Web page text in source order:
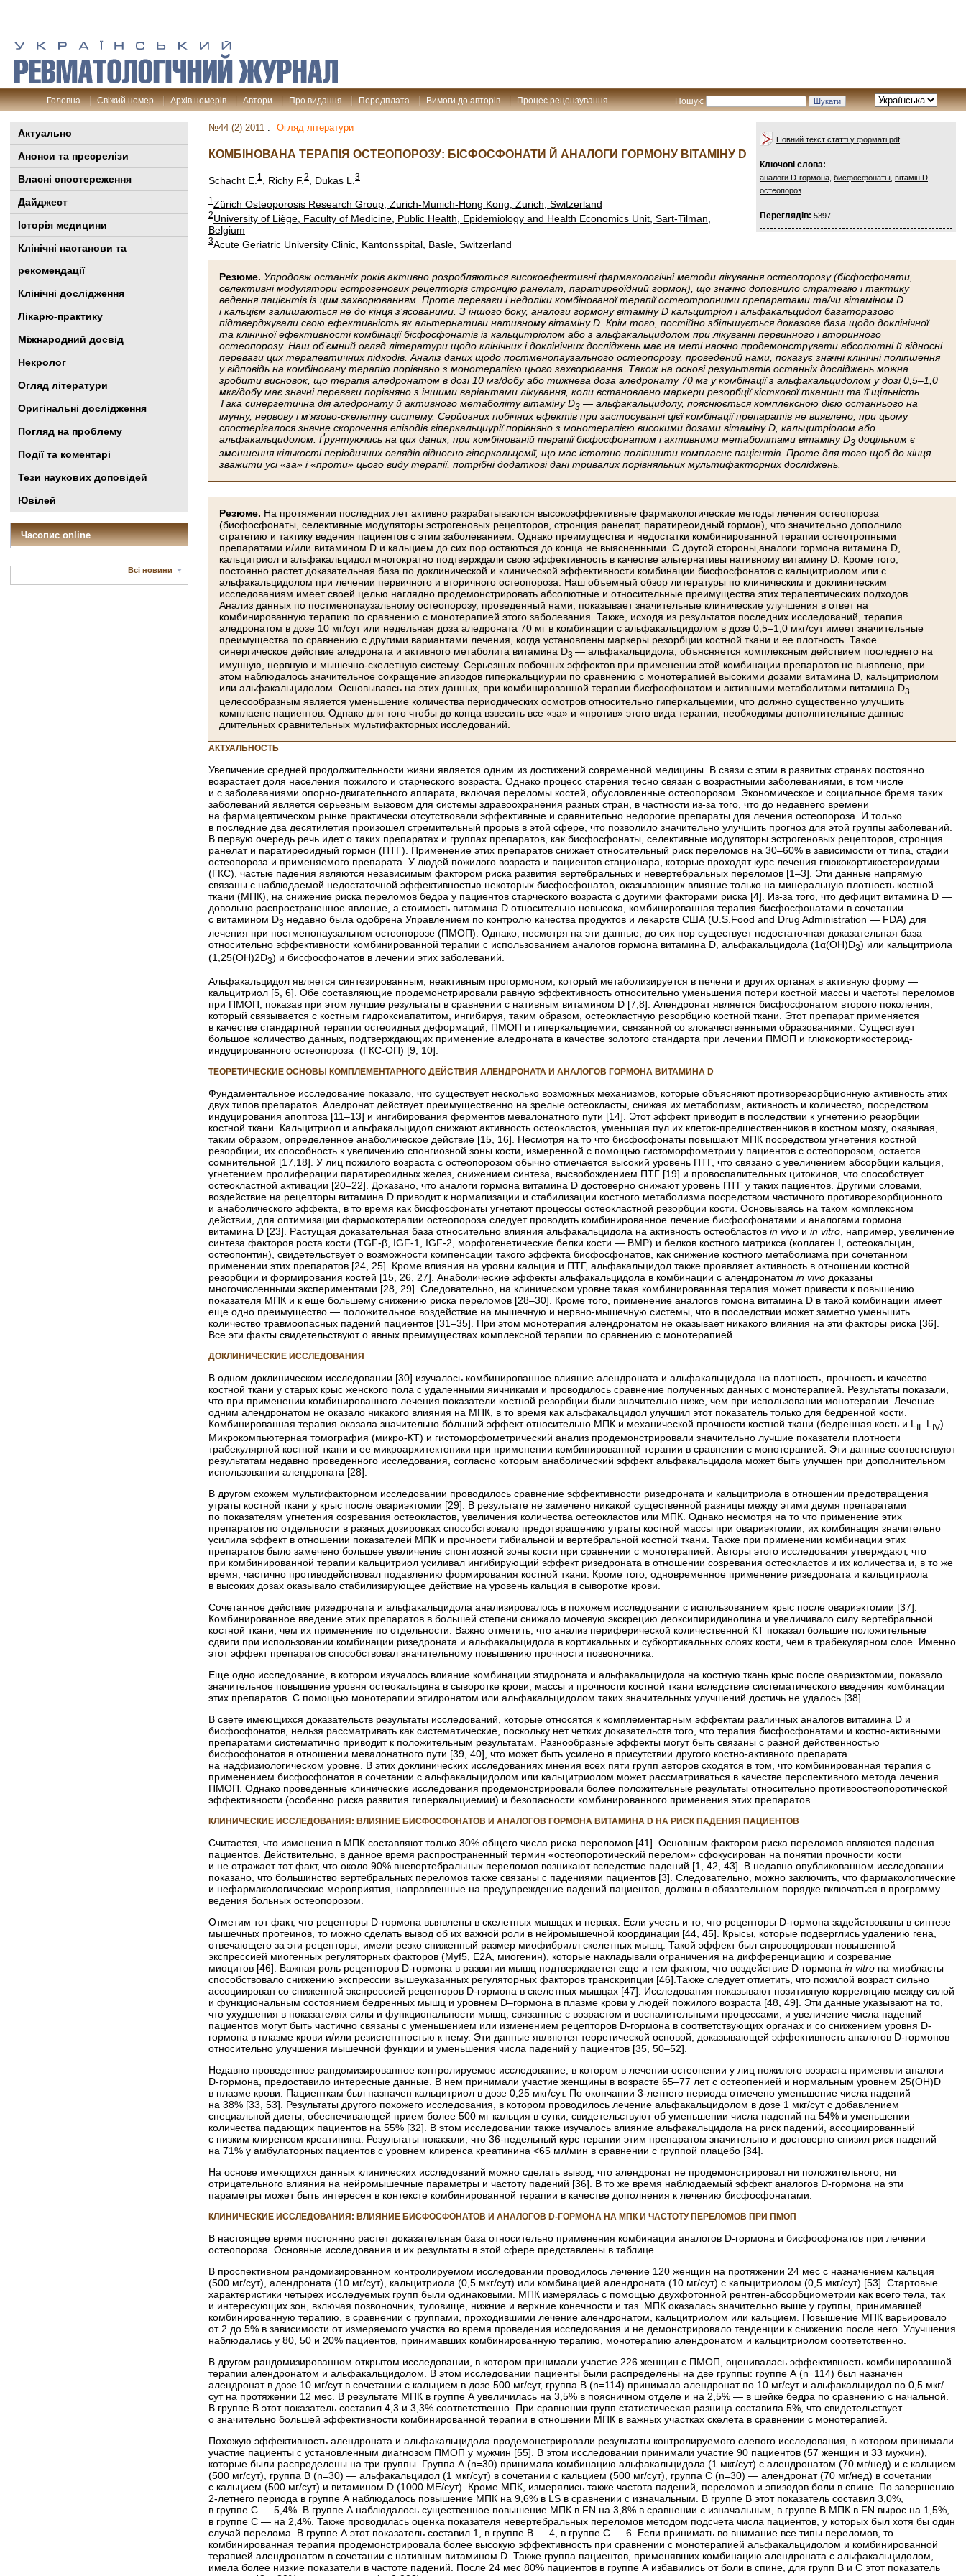
Пошук:
Головна Свіжий номер Архів номерів Автори Про видання Передплата Вимоги до авторів Процес рецензування
Актуально
Анонси та пресрелізи
Власні спостереження
Дайджест
Історія медицини
Клінiчні настанови та
рекомендації
Клінічні дослідження
Лікарю-практику
Міжнародний досвід
Некролог
Огляд літератури
Оригінальні дослідження
Погляд на проблему
Події та коментарі
Тези наукових доповідей
Ювілей
Часопис online
Всі новини
Повний текст статті у форматі pdf
Ключові слова:
аналоги D-гормона бисфосфонаты вітамін D
остеопороз
Переглядів: 5397
№44 (2) 2011 : Огляд літератури
КОМБІНОВАНА ТЕРАПІЯ ОСТЕОПОРОЗУ: БІСФОСФОНАТИ Й АНАЛОГИ ГОРМОНУ ВІТАМІНУ D
Schacht E. 1 Richy F. 2 Dukas L. 3
1Zürich Osteoporosis Research Group, Zurich-Munich-Hong Kong, Zurich, Switzerland
2University of Liège, Faculty of Medicine, Public Health, Epidemiology and Health Economics Unit, Sart-Tilman,
Belgium
3Acute Geriatric University Clinic, Kantonsspital, Basle, Switzerland
Резюме. Упродовж останніх років активно розробляються високоефективні фармакологічні методи лікування остеопорозу (бісфосфонати,
селективні модулятори естрогенових рецепторів стронцію ранелат, паратиреоїдний гормон), що значно доповнило стратегію і тактику
ведення пацієнтів із цим захворюванням. Проте переваги і недоліки комбінованої терапії остеотропними препаратами та/чи вітаміном D
і кальцієм залишаються не до кінця з’ясованими. З іншого боку, аналоги гормону вітаміну D кальцитріол і альфакальцидол багаторазово
підтверджували свою ефективність як альтернативи нативному вітаміну D. Крім того, постійно збільшується доказова база щодо доклінічної
та клінічної ефективності комбінації бісфосфонатів із кальцитріолом або з альфакальцидолом при лікуванні первинного і вторинного
остеопорозу. Наш об’ємний огляд літератури щодо клінічних і доклінічних досліджень має на меті наочно продемонструвати абсолютні й відносні
переваги цих терапевтичних підходів. Аналіз даних щодо постменопаузального остеопорозу, проведений нами, показує значні клінічні поліпшення
у відповідь на комбіновану терапію порівняно з монотерапією цього захворювання. Також на основі результатів останніх досліджень можна
зробити висновок, що терапія аледронатом в дозі 10 мг/добу або тижнева доза аледронату 70 мг у комбінації з альфакальцидолом у дозі 0,5–1,0
мкг/добу має значні переваги порівняно з іншими варіантами лікування, коли встановлено маркери резорбції кісткової тканини та її щільність.
Така синергетична дія аледронату й активного метаболіту вітаміну D3 — альфакальцидолу, пояснюється комплексною дією останнього на
імунну, нервову і м’язово-скелетну систему. Серйозних побічних ефектів при застосуванні цієї комбінації препаратів не виявлено, при цьому
спостерігалося значне скорочення епізодів гіперкальциурії порівняно з монотерапією високими дозами вітаміну D, кальцитріолом або
альфакальцидолом. Ґрунтуючись на цих даних, при комбінованій терапії бісфосфонатом і активними метаболітами вітаміну D3 доцільним є
зменшення кількості періодичних оглядів відносно гіперкальцемії, що має істотно поліпшити комплаєнс пацієнтів. Проте для того щоб до кінця
зважити усі «за» і «проти» цього виду терапії, потрібні додаткові дані тривалих порівняльних мультифакторних досліджень.
Резюме. На протяжении последних лет активно разрабатываются высокоэффективные фармакологические методы лечения остеопороза
(бисфосфонаты, селективные модуляторы эстрогеновых рецепторов, стронция ранелат, паратиреоидный гормон), что значительно дополнило
стратегию и тактику ведения пациентов с этим заболеванием. Однако преимущества и недостатки комбинированной терапии остео­тропными
препаратами и/или витамином D и кальцием до сих пор остаються до конца не выясненными. С другой стороны,аналоги гормона витамина D,
кальцитриол и альфакальцидол многократно подтверждали свою эффективность в качестве альтернативы нативному витамину D. Кроме того,
постоянно растет доказательная база по доклинической и клинической эффективности комбинации бисфосфонатов с кальцитриолом или с
альфакальцидолом при лечении первичного и вторичного остеопороза. Наш объемный обзор литературы по клиническим и доклиническим
исследованиям имеет своей целью наглядно продемонстрировать абсолютные и относительные преимущества этих терапевтических подходов.
Анализ данных по постменопаузальному остеопорозу, проведенный нами, показывает значительные клинические улучшения в ответ на
комбинированную терапию по сравнению с монотерапией этого заболевания. Также, исходя из результатов последних исследований, терапия
аледронатом в дозе 10 мг/сут или недельная доза аледроната 70 мг в комбинации с альфакальцидолом в дозе 0,5–1,0 мкг/сут имеет значительные
преимущества по сравнению с другими вариантами лечения, когда установлены маркеры резорбции костной ткани и ее плотность. Такое
синергическое действие аледроната и активного метаболита витамина D3 — альфакальцидола, объясняется комплексным действием последнего на
имунную, нервную и мышечно-скелетную систему. Серьезных побочных эффектов при применении этой комбинации препаратов не выявлено, при
этом наблюдалось значительное сокращение эпизодов гиперкальциурии по сравнению с монотерапией высокими дозами витамина D, кальцитриолом
или альфакальцидолом. Основываясь на этих данных, при комбинированной терапии бисфосфонатом и активными метаболитами витамина D3
целесообразным является уменьшение количества периодических осмотров относительно гиперкальцемии, что должно существенно улучшить
комплаенс пациентов. Однако для того чтобы до конца взвесить все «за» и «против» этого вида терапии, необходимы дополнительные данные
длительных сравнительных мультифакторных исследований.
АКТУАЛЬНОСТЬ
Увеличение средней продолжительности жизни является одним из достижений современной медицины. В связи с этим в развитых странах постоянно
возрастает доля населения пожилого и старческого возраста. Однако процесс старения тесно связан с возрастными заболеваниями, в том числе
и с заболеваниями опорно-двигательного аппарата, включая переломы костей, обусловленные остео­порозом. Экономическое и социальное бремя таких
заболеваний является серьезным вызовом для системы здравоохранения разных стран, в частности из-за того, что до недавнего времени
на фармацевтическом рынке практически отсутствовали эффективные и сравнительно недорогие препараты для лечения остеопороза. И только
в последние два десятилетия произошел стремительный прорыв в этой сфере, что позволило значительно улучшить прогноз для этой группы заболеваний.
В первую очередь речь идет о таких препаратах и группах препаратов, как бисфосфонаты, селективные модуляторы эстрогеновых рецепторов, стронция
ранелат и паратиреоидный гормон (ПТГ). Применение этих препаратов снижает относительный риск переломов на 30–60% в зависимости от типа, стадии
остеопороза и применяемого препарата. У людей пожилого возраста и пациентов стационара, которые проходят курс лечения глюкокортикостероидами
(ГКС), частые падения являются независимым фактором риска развития вертебральных и невертебральных переломов [1–3]. Эти данные напрямую
связаны с наблюдаемой недостаточной эффективностью некоторых бисфосфонатов, оказывающих влияние только на минеральную плотность костной
ткани (МПК), на снижение риска переломов бедра у пациентов старческого возраста с другими факторами риска [4]. Из-за того, что дефицит витамина D —
довольно распространенное явление, а стоимость витамина D относительно невысока, комбинированная терапия бисфосфонатами в сочетании
с витамином D3 недавно была одобрена Управлением по контролю качества продуктов и лекарств США (U.S.Food and Drug Administration — FDA) для
лечения при постменопаузальном остеопорозе (ПМОП). Однако, несмотря на эти данные, до сих пор существует недостаточная доказательная база
относительно эффективности комбинированной терапии с использованием аналогов гормона витамина D, альфакальцидола (1α(OH)D3) или кальцитриола
(1,25(OH)2D3) и бисфосфонатов в лечении этих заболеваний.
Альфакальцидол является синтезированным, неактивным прогормоном, который метаболизируется в печени и других органах в активную форму —
кальцитриол [5, 6]. Обе составляющие продемонстрировали равную эффективность относительно уменьшения потери костной массы и частоты переломов
при ПМОП, показав при этом лучшие результаты в сравнении с нативным витамином D [7,8]. Алендронат является бисфосфонатом второго поколения,
который связывается с костным гидрокси­апатитом, ингибируя, таким образом, остеокластную резорбцию костной ткани. Этот препарат применяется
в качестве стандартной терапии остео­идных деформаций, ПМОП и гиперкальциемии, связанной со злокачественными образованиями. Существует
большое количество данных, подтверждающих применение аледроната в качестве золотого стандарта при лечении ПМОП и глюкокортикостероид-
индуцированного остеопороза (ГКС-ОП) [9, 10].
ТЕОРЕТИЧЕСКИЕ ОСНОВЫ КОМПЛЕМЕНТАРНОГО ДЕЙСТВИЯ АЛЕНДРОНАТА И АНАЛОГОВ ГОРМОНА ВИТАМИНА D
Фундаментальное исследование показало, что существует несколько возможных механизмов, которые объясняют противорезорбционную активность этих
двух типов препаратов. Аледронат действует преимущественно на зрелые остеокласты, снижая их метаболизм, активность и количество, посредством
индуцирования апоптоза [11–13] и ингибирования ферментов мевалонатного пути [14]. Этот эффект приводит в последствии к угнетению резорбции
костной ткани. Кальцитриол и альфакальцидол снижают активность остеокластов, уменьшая пул их клеток-предшественников в костном мозгу, оказывая,
таким образом, определенное анаболическое действие [15, 16]. Несмотря на то что бисфосфонаты повышают МПК посредством угнетения костной
резорбции, их способность к увеличению спонгиозной зоны кости, измеренной с помощью гистоморфометрии у пациентов с остеопорозом, остается
сомнительной [17,18]. У лиц пожилого возраста с остео­порозом обычно отмечается высокий уровень ПТГ, что связано с увеличением абсорбции кальция,
угнетением пролиферации паратиреоидных желез, снижением синтеза, высвобождением ПТГ [19] и провоспалительных цитокинов, что способствует
остеокластной активации [20–22]. Доказано, что аналоги гормона витамина D достоверно снижают уровень ПТГ у таких пациентов. Другими словами,
воздействие на рецепторы витамина D приводит к нормализации и стабилизации костного метаболизма посредством частичного противорезорбционного
и анаболического эффекта, в то время как бисфосфонаты угнетают процессы остеокластной резорбции кости. Основываясь на таком комплексном
действии, для оптимизации фармокотерапии остеопороза следует проводить комбинированное лечение бисфосфонатами и аналогами гормона
витамина D [23]. Растущая доказательная база относительно влияния альфакальцидола на активность остеобластов in vivo и in vitro, например, увеличение
синтеза факторов роста кости (TGF-β, IGF-1, IGF-2, морфогенетические белки кости — BMP) и белков костного матрикса (коллаген I, остеокальцин,
остеопонтин), свидетельствует о возможности компенсации такого эффекта бисфосфонатов, как снижение костного метаболизма при сочетанном
применении этих препаратов [24, 25]. Кроме влияния на уровни кальция и ПТГ, альфакальцидол также проявляет активность в отношении костной
резорбции и формирования костей [15, 26, 27]. Анаболические эффекты альфакальцидола в комбинации с алендронатом in vivo доказаны
многочисленными экспериментами [28, 29]. Следовательно, на клиническом уровне такая комбинированная терапия может привести к повышению
показателя МПК и к еще большему снижению риска переломов [28–30]. Кроме того, применение аналогов гомона витамина D в такой комбинации имеет
еще одно преимущество — положительное воздействие на мышечную и нервно-­мышечную системы, что в последствии может заметно уменьшить
количество травмоопасных падений пациентов [31–35]. При этом монотерапия алендронатом не оказывает никакого влияния на эти факторы риска [36].
Все эти факты свидетельствуют о явных преимуществах комплексной терапии по сравнению с монотерапией.
ДОКЛИНИЧЕСКИЕ ИССЛЕДОВАНИЯ
В одном доклиническом исследовании [30] изучалось комбинированное влияние алендроната и альфакальцидола на плотность, прочность и качество
костной ткани у старых крыс женского пола с удаленными яичниками и проводилось сравнение полученных данных с монотерапией. Результаты показали,
что при применении комбинированного лечения показатели костной резорбции были значительно ниже, чем при использовании монотерапии. Лечение
одним алендронатом не оказало никакого влияния на МПК, в то время как альфакальцидол улучшил этот показатель только для бедренной кости.
Комбинированная терапия оказала значительно бόльший эффект относительно МПК и механической прочности костной ткани (бедренная кость и LII–LIV).
Микрокомпьютерная томография (микро-КТ) и гистоморфометрический анализ продемонстрировали значительно лучшие показатели плотности
трабекулярной костной ткани и ее микроархитектоники при применении комбинированной терапии в сравнении с монотерапией. Эти данные соответствуют
результатам недавно проведенного исследования, согласно которым анаболический эффект альфакальцидола может быть улучшен при дополнительном
использовании алендроната [28].
В другом схожем мультифакторном исследовании проводилось сравнение эффективности ризедроната и кальцитриола в отношении предотвращения
утраты костной ткани у крыс после овариэктомии [29]. В результате не замечено никакой существенной разницы между этими двумя препаратами
по показателям угнетения созревания остеокластов, увеличения количества остеокластов или МПК. Однако несмотря на то что применение этих
препаратов по отдельности в разных дозировках способствовало предотвращению утраты костной массы при овариэктомии, их комбинация значительно
усилила эффект в отношении показателей МПК и прочности тибиальной и вертебральной костной ткани. Также при применении комбинации этих
препаратов было замечено большее увеличение спонгиозной зоны кости при сравнении с монотерапией. Авторы этого исследования утверждают, что
при комбинированной терапии кальцитриол усиливал ингибирующий эффект ризедроната в отношении созревания остеокластов и их количества и, в то же
время, частично противодействовал подавлению формирования костной ткани. Кроме того, одновременное применение ризедроната и кальцитриола
в высоких дозах оказывало стабилизирующее действие на уровень кальция в сыворотке крови.
Сочетанное действие ризедроната и альфакальцидола анализировалось в похожем исследовании с использованием крыс после овариэктомии [37].
Комбинированное введение этих препаратов в большей степени снижало мочевую экскрецию деоксипиридинолина и увеличивало силу вертебральной
костной ткани, чем их применение по отдельности. Важно отметить, что анализ периферической количественной КТ показал большие положительные
сдвиги при использовании комбинации ризедроната и альфакальцидола в кортикальных и субкортикальных слоях кости, чем в трабекулярном слое. Именно
этот эффект препаратов способствовал значительному повышению прочности позвоночника.
Еще одно исследование, в котором изучалось влияние комбинации этидроната и альфакальцидола на костную ткань крыс после овариэктомии, показало
значительное повышение уровня остеокальцина в сыворотке крови, массы и прочности костной ткани вследствие систематического введения комбинации
этих препаратов. С помощью монотерапии этидронатом или альфакальцидолом таких значительных улучшений достичь не удалось [38].
В свете имеющихся доказательств результаты исследований, которые относятся к комплементарным эффектам различных аналогов витамина D и
бисфосфонатов, нельзя рассматривать как систематические, поскольку нет четких доказательств того, что терапия бисфосфонатами и костно-­активными
препаратами систематично приводит к положительным результатам. Разнообразные эффекты могут быть связаны с разной действенностью
бисфосфонатов в отношении мевалонатного пути [39, 40], что может быть усилено в присутствии другого костно-активного препарата
на надфизиологическом уровне. В этих доклинических исследованиях мнения всех пяти групп авторов сходятся в том, что комбинированная терапия с
применением бисфосфонатов в сочетании с альфакальцидолом или кальцитриолом может рассматриваться в качестве перспективного метода лечения
ПМОП. Однако проведенные клинические исследования продемонстрировали более положительные результаты относительно противоостеопоротической
эффективности (особенно риска развития гиперкальциемии) и безопасности комбинированного применения этих препаратов.
КЛИНИЧЕСКИЕ ИССЛЕДОВАНИЯ: ВЛИЯНИЕ БИСФОСФОНАТОВ И АНАЛОГОВ ГОРМОНА ВИТАМИНА D НА РИСК ПАДЕНИЯ ПАЦИЕНТОВ
Считается, что изменения в МПК составляют только 30% общего числа риска переломов [41]. Основным фактором риска переломов являются падения
пациентов. Действительно, в данное время распространенный термин «остеопоротический перелом» сфокусирован на понятии прочности кости
и не отражает тот факт, что около 90% вневертебральных переломов возникают вследствие падений [1, 42, 43]. В недавно опубликованном исследовании
показано, что большинство вертебральных переломов также связаны с падениями пациентов [3]. Следовательно, можно заключить, что фармакологические
и нефармакологические мероприятия, направленные на предупреждение падений пациентов, должны в обязательном порядке включаться в программу
ведения больных остеопорозом.
Отметим тот факт, что рецепторы D-гормона выявлены в скелетных мышцах и нервах. Если учесть и то, что рецепторы D-гормона задействованы в синтезе
мышечных протеинов, то можно сделать вывод об их важной роли в нейромышечной координации [44, 45]. Крысы, которые подверглись удалению гена,
отвечающего за эти рецепторы, имели резко сниженный размер миофибрилл скелетных мышц. Такой эффект был спровоцирован повышенной
экспрессией миогенных регуляторных факторов (Myf5, E2A, миогенин), которые накладывали ограничения на дифференциацию и созревание
миоцитов [46]. Важная роль рецепторов D-гормона в развитии мышц подтверждается еще и тем фактом, что воздействие D-гормона in vitro на миобласты
способствовало снижению экспрессии вышеуказанных регуляторных факторов транскрипции [46].Также следует отметить, что пожилой возраст сильно
ассоциирован со сниженной экспрессией рецепторов D-гормона в скелетных мышцах [47]. Исследования показывают позитивную корреляцию между силой
и функциональным состоянием бедренных мышц и уровнем D–гормона в плазме крови у людей пожилого возраста [48, 49]. Эти данные указывают на то,
что ухудшения в показателях силы и функциональности мышц, связанные с возрастом и воспалительными процессами, и увеличение числа падений
пациентов могут быть частично связаны с уменьшением или изменением рецепторов D-гормона в соответствующих органах и со снижением уровня D-
гормона в плазме крови и/или резистентностью к нему. Эти данные являются теоретической основой, доказывающей эффективность аналогов D-гормонов
относительно улучшения мышечной функции и уменьшения числа падений у пациентов [35, 50–52].
Недавно проведенное рандомизированное контролируемое исследование, в котором в лечении остеопении у лиц пожилого возраста применяли аналоги
D-гормона, предоставило интересные данные. В нем принимали участие женщины в возрасте 65–77 лет с остеопенией и нормальным уровнем 25(OH)D
в плазме крови. Пациенткам был назначен кальцитриол в дозе 0,25 мкг/сут. По окончании 3-летнего периода отмечено уменьшение числа падений
на 38% [33, 53]. Результаты другого похожего исследования, в котором проводилось лечение альфакальцидолом в дозе 1 мкг/сут с добавлением
специальной диеты, обеспечивающей прием более 500 мг кальция в сутки, свидетельствуют об уменьшении числа падений на 54% и уменьшении
количества падающих пациентов на 55% [32]. В этом исследовании также изучалось влияние альфакальцидола на риск падений, ассоциированный
с низким клиренсом креатинина. Результаты показали, что 36-недельный курс терапии этим препаратом значительно и достоверно снизил риск падений
на 71% у амбулаторных пациентов с уровнем клиренса креатинина <65 мл/мин в сравнении с группой плацебо [34].
На основе имеющихся данных клинических исследований можно сделать вывод, что алендронат не продемонстрировал ни положительного, ни
отрицательного влияния на нейромышечные параметры и частоту падений [36]. В то же время наблюдаемый эффект аналогов D-гормона на эти
параметры может быть интересен в контексте комбинированной терапии в качестве дополнения к лечению бисфосфонатами.
КЛИНИЧЕСКИЕ ИССЛЕДОВАНИЯ: ВЛИЯНИЕ БИСФОСФОНАТОВ И АНАЛОГОВ D-ГОРМОНА НА МПК И ЧАСТОТУ ПЕРЕЛОМОВ ПРИ ПМОП
В настоящее время постоянно растет доказательная база относительно применения комбинации аналогов D-гормона и бисфосфонатов при лечении
остеопороза. Основные исследования и их результаты в этой сфере представлены в таблице.
В проспективном рандомизированном контролируемом исследовании проводилось лечение 120 женщин на протяжении 24 мес с назначением кальция
(500 мг/сут), алендроната (10 мг/сут), кальцитриола (0,5 мкг/сут) или комбинацией алендроната (10 мг/сут) с кальцитриолом (0,5 мкг/сут) [53]. Стартовые
характеристики четырех исследуемых групп были одинаковыми. МПК измерялась с помощью двухфотонной рентген-абсорбциометрии как всего тела, так
и интересующих зон, включая позвоночник, туловище, нижние и верхние конечности и таз. МПК оказалась значительно выше у группы, принимавшей
комбинированную терапию, в сравнении с группами, проходившими лечение алендронатом, кальцитриолом или кальцием. Повышение МПК варьировало
от 2 до 5% в зависимости от измеряемого участка во время проведения исследования и не демонстрировало тенденции к снижению после него. Улучшения
наблюдались у 80, 50 и 20% пациентов, принимавших комбинированную терапию, монотерапию алендронатом и кальцитриолом соответственно.
В другом рандомизированном открытом исследовании, в котором принимали участие 226 женщин с ПМОП, оценивалась эффективность комбинированной
терапии алендронатом и альфакальцидолом. В этом исследовании пациенты были распределены на две группы: группе А (n=114) был назначен
алендронат в дозе 10 мг/сут в сочетании с кальцием в дозе 500 мг/сут, группа B (n=114) принимала алендронат по 10 мг/сут и альфакальцидол по 0,5 мкг/
сут на протяжении 12 мес. В результате МПК в группе А увеличилась на 3,5% в поясничном отделе и на 2,5% — в шейке бедра по сравнению с начальной.
В группе В этот показатель составил 4,3 и 3,3% соответственно. При сравнении групп статистическая разница составила 5%, что свидетельствует
о значительно большей эффективности комбинированной терапии в отношении МПК в важных участках скелета в сравнении с монотерапией.
Похожую эффективность алендроната и альфакальцидола продемонстрировали результаты контролируемого слепого исследования, в котором принимали
участие пациенты с установленным диагнозом ПМОП у мужчин [55]. В этом исследовании принимали участие 90 пациентов (57 женщин и 33 мужчин),
которые были распределены на три группы. Группа А (n=30) принимала комбинацию альфакальцидола (1 мкг/сут) с алендронатом (70 мг/нед) и с кальцием
(500 мг/сут), группа В (n=30) — альфакальцидол (1 мкг/сут) в сочетании с кальцием (500 мг/сут), группа С (n=30) — алендронат (70 мг/нед) в сочетании
с кальцием (500 мг/сут) и витамином D (1000 МЕ/сут). Кроме МПК, измерялись также частота падений, переломов и эпизодов боли в спине. По завершению
2-летнего периода в группе А наблюдалось повышение МПК на 9,6% в LS в сравнении с изначальным. В группе В этот показатель составил 3,0%,
в группе С — 5,4%. В группе А наблюдалось существенное повышение МПК в FN на 3,8% в сравнении с изначальным, в группе В МПК в FN вырос на 1,5%,
в группе С — на 2,4%. Также проводилась оценка показателя невертебральных переломов методом подсчета числа пациентов, у которых был хотя бы один
случай перелома. В группе А этот показатель составил 1, в группе В — 4, в группе С — 6. Если принимать во внимание все типы переломов, то
комбинированная терапия продемонстрировала более высокую эффективность при сравнении с монотерапией альфакальцидолом и комбинированной
терапией алендронатом в сочетании с нативным витамином D. Также группа пациентов, применявших комбинацию алендроната с альфакальцидолом,
имела более низкие показатели в частоте падений. После 24 мес 80% пациентов в группе А избавились от боли в спине, для групп В и С этот показатель